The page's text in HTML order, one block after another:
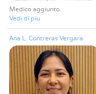
Medico aggiunto
Vedi di più
Ana L. Contreras Vergara